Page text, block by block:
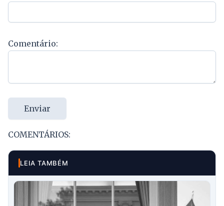
Comentário:
Enviar
COMENTÁRIOS:
LEIA TAMBÉM